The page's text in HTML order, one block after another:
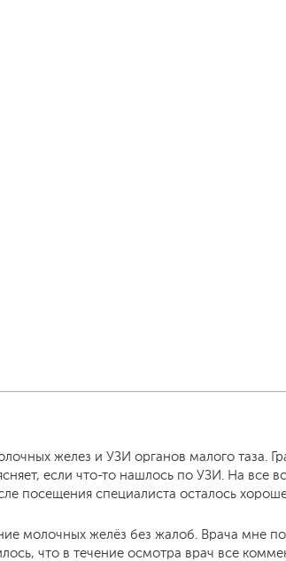
желез и УЗИ органов малого таза.
если что-то нашлось по УЗИ. На все
посещения специалиста осталось
молочных желёз без жалоб. Врача мне
что в течение осмотра врач все